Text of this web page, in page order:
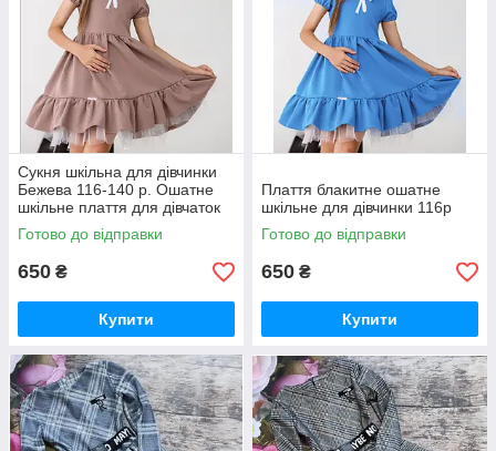
Сукня шкільна для дівчинки
Бежева 116-140 р. Ошатне
шкільне плаття для дівчаток
Стильне плаття
Готово до відправки
650 ₴
Купити
Плаття блакитне ошатне
шкільне для дівчинки 116р
Готово до відправки
650 ₴
Купити